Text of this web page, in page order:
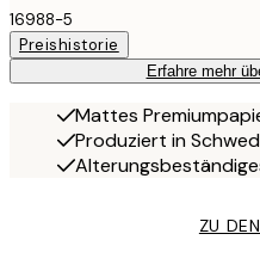
16988-5
Preishistorie
Erfahre mehr
Mattes
Produziert in
ZU